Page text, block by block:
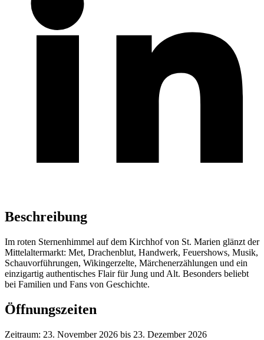
Beschreibung
Im roten Sternenhimmel auf dem Kirchhof von St. Marien glänzt der
Mittelaltermarkt: Met, Drachenblut, Handwerk, Feuershows, Musik,
Schauvorführungen, Wikingerzelte, Märchenerzählungen und ein
einzigartig authentisches Flair für Jung und Alt. Besonders beliebt
bei Familien und Fans von Geschichte.
Öffnungszeiten
Zeitraum: 23. November 2026 bis 23. Dezember 2026